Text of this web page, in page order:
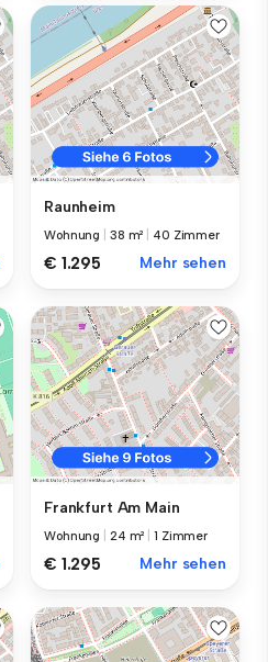
Raunheim
Wohnung 38 m² 40 Zimmer
€ 1.295 Mehr sehen
Frankfurt Am Main
Wohnung 24 m² |1 Zimmer
€ 1.295 Mehr sehen